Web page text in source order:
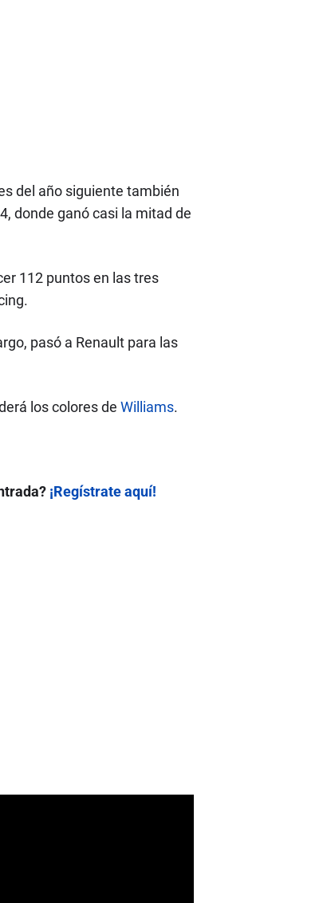
del año siguiente también
donde ganó casi la mitad de
112 puntos en las tres
pasó a Renault para las
los colores de Williams.
¡Regístrate aquí!